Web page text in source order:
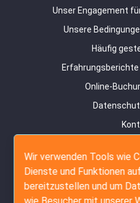
Unser Engagement
Unsere
Häufig
Online-
Wir verwenden Tools wie
Dienste und Funktionen
bereitzustellen und um